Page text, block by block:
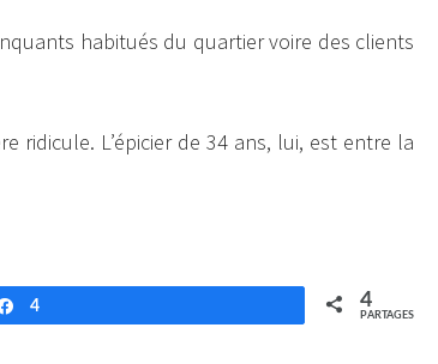
habitués du quartier voire des clients
ridicule. L’épicier de 34 ans, lui, est entre la
Partagez
4 4
PARTAGES